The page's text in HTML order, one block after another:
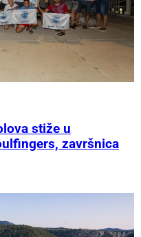
stiže u
završnica